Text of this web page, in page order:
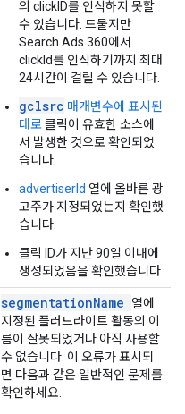
의 clickID를 인식하지 못할
수 있습니다. 드물지만
Search Ads 360에서
clickId를 인식하기까지 최대
24시간이 걸릴 수 있습니다.
gclsrc 매개변수에 표시된
대로클릭이 유효한 소스에
서 발생한 것으로 확인되었
습니다.
advertiserId 열에 올바른 광
고주가 지정되었는지 확인했
습니다.
클릭 ID가 지난 90일 이내에
생성되었음을 확인했습니다.
segmentationName
열에
지정된 플러드라이트 활동의 이
름이 잘못되었거나 아직 사용할
수 없습니다. 이 오류가 표시되
면 다음과 같은 일반적인 문제를
확인하세요.